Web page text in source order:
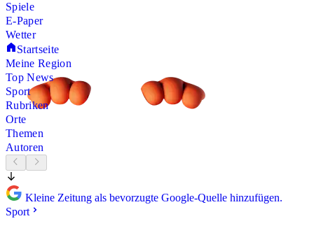
Spiele
E-Paper
Wetter
Startseite
Meine Region
Top News
Sport
Rubriken
Orte
Themen
Autoren
Kleine Zeitung als bevorzugte Google-Quelle hinzufügen.
Sport